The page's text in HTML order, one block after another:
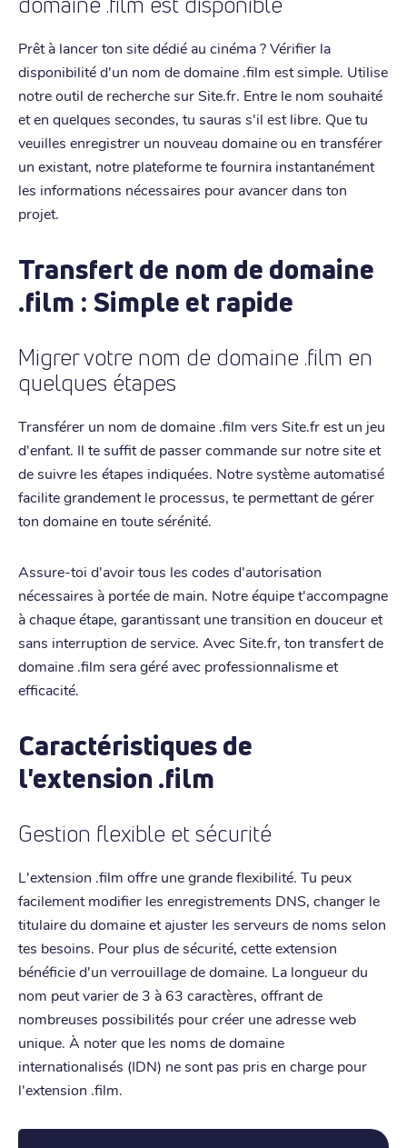
Prêt à lancer ton site dédié au cinéma ? Vérifier la
disponibilité d'un nom de domaine .film est simple. Utilise
notre outil de recherche sur Site.fr. Entre le nom souhaité
et en quelques secondes, tu sauras s'il est libre. Que tu
veuilles enregistrer un nouveau domaine ou en transférer
un existant, notre plateforme te fournira instantanément
les informations nécessaires pour avancer dans ton
projet.
Transfert de nom de domaine
.film : Simple et rapide
Migrer votre nom de domaine .film en
quelques étapes
Transférer un nom de domaine .film vers Site.fr est un jeu
d'enfant. Il te suffit de passer commande sur notre site et
de suivre les étapes indiquées. Notre système automatisé
facilite grandement le processus, te permettant de gérer
ton domaine en toute sérénité.
Assure-toi d'avoir tous les codes d'autorisation
nécessaires à portée de main. Notre équipe t'accompagne
à chaque étape, garantissant une transition en douceur et
sans interruption de service. Avec Site.fr, ton transfert de
domaine .film sera géré avec professionnalisme et
efficacité.
Caractéristiques de
l'extension .film
Gestion flexible et sécurité
L'extension .film offre une grande flexibilité. Tu peux
facilement modifier les enregistrements DNS, changer le
titulaire du domaine et ajuster les serveurs de noms selon
tes besoins. Pour plus de sécurité, cette extension
bénéficie d'un verrouillage de domaine. La longueur du
nom peut varier de 3 à 63 caractères, offrant de
nombreuses possibilités pour créer une adresse web
unique. À noter que les noms de domaine
internationalisés (IDN) ne sont pas pris en charge pour
l'extension .film.